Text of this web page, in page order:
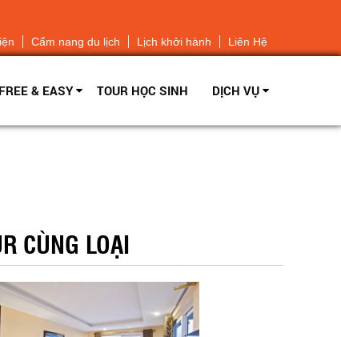
Cẩm nang du lịch Lịch khởi hành Liên Hệ
& EASY TOUR HỌC SINH DỊCH VỤ
CÙNG LOẠI